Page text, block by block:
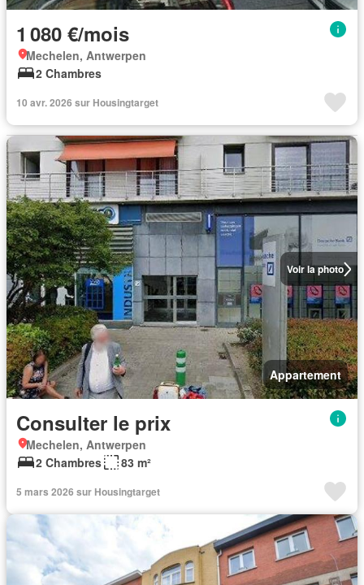
1 080 €/mois
Mechelen, Antwerpen
2 Chambres
10 avr. 2026 sur Housingtarget
Voir la photo
Appartement
Consulter le prix
Mechelen, Antwerpen
2 Chambres
83 m²
5 mars 2026 sur Housingtarget